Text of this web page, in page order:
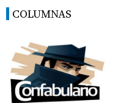
COLUMNAS